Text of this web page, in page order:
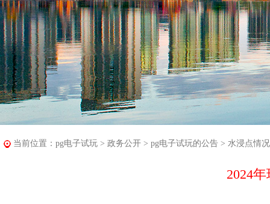
当前位置： pg电子试玩 > 政务公开 > pg电子试玩的公告 > 水浸点情况
2024